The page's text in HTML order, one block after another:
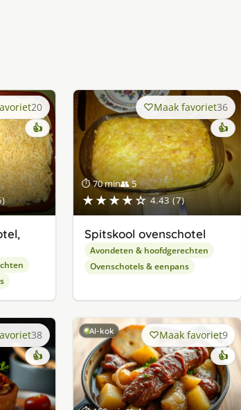
20
👍
⏱ 70 min👥 5
★★★★☆ 4.43 (7)
Maak favoriet36
👍
Spitskool ovenschotel
Avondeten & hoofdgerechten
Ovenschotels & eenpans
38
👍
AI-kok Maak favoriet9
👍